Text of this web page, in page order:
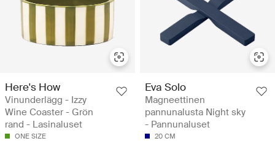
Here's How
Vinunderlägg - Izzy
Wine Coaster - Grön
rand - Lasinaluset
ONE SIZE
Eva Solo
Magneettinen
pannunalusta Night sky
- Pannunaluset
20 CM